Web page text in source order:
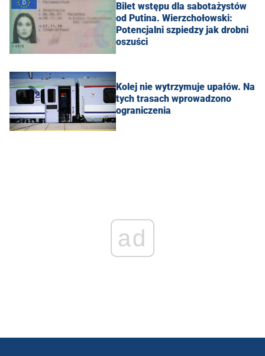
Bilet wstępu dla sabotażystów
od Putina. Wierzchołowski:
Potencjalni szpiedzy jak drobni
oszuści
Kolej nie wytrzymuje upałów. Na
tych trasach wprowadzono
ograniczenia
ad